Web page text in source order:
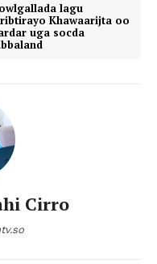
lagu
Khawaarijta oo
uga socda
Cirro